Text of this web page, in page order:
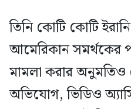
তিনি কোটি কোটি
আমেরিকান সমর্থকের
মামলা করার অনুমতিও
অভিযোগ, ভিডিও